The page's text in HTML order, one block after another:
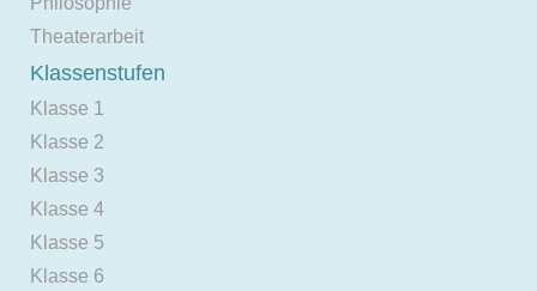
Theaterarbeit
Klassenstufen
Klasse 1
Klasse 2
Klasse 3
Klasse 4
Klasse 5
Klasse 6